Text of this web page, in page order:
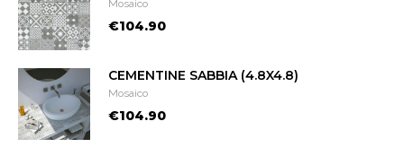
Mosaico
€104.90
CEMENTINE SABBIA (4.8X4.8)
Mosaico
€104.90